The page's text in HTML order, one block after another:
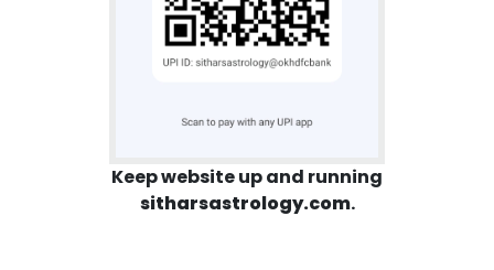
Keep website up and running
sitharsastrology.com.